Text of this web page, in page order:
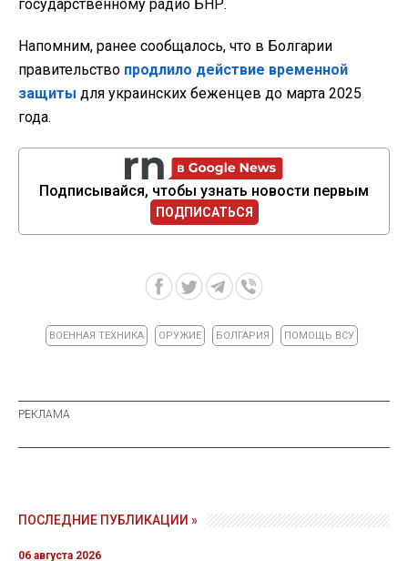
государственному радио БНР.
Напомним, ранее сообщалось, что в Болгарии
правительство продлило действие временной
защиты для украинских беженцев до марта 2025
года.
Подписывайся, чтобы узнать новости первым
ПОДПИСАТЬСЯ
ВОЕННАЯ ТЕХНИКА ОРУЖИЕ БОЛГАРИЯ ПОМОЩЬ ВСУ
ПОСЛЕДНИЕ ПУБЛИКАЦИИ »
06 августа 2026